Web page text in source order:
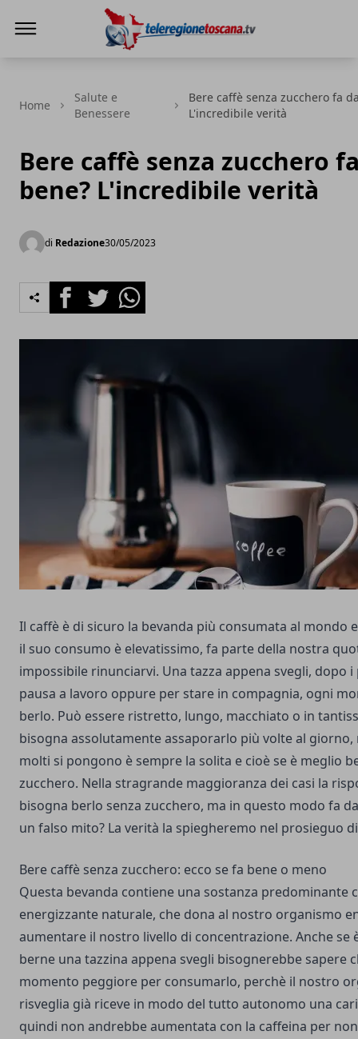
Home
Salute e
Benessere
Bere caffè senza zucchero fa
L'incredibile verità
Bere caffè senza zucchero
bene? L'incredibile verità
di Redazione30/05/2023
FacebookTwitterWhatsapp
Il caffè è di sicuro la bevanda più consumata al mondo
il suo consumo è elevatissimo, fa parte della nostra
impossibile rinunciarvi. Una tazza appena svegli, dopo
pausa a lavoro oppure per stare in compagnia, ogni
berlo. Può essere ristretto, lungo, macchiato o in
bisogna assolutamente assaporarlo più volte al giorno,
molti si pongono è sempre la solita e cioè se è meglio
zucchero. Nella stragrande maggioranza dei casi la
bisogna berlo senza zucchero, ma in questo modo fa
un falso mito? La verità la spiegheremo nel prosieguo
Bere caffè senza zucchero: ecco se fa bene o meno
Questa bevanda contiene una sostanza predominante
energizzante naturale, che dona al nostro organismo
aumentare il nostro livello di concentrazione. Anche se
berne una tazzina appena svegli bisognerebbe sapere
momento peggiore per consumarlo, perchè il nostro
risveglia già riceve in modo del tutto autonomo una
quindi non andrebbe aumentata con la caffeina per